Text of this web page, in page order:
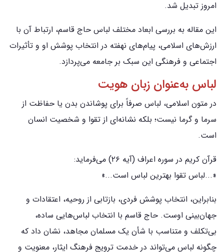
امروز تبدیل شد.
این مقاله به بررسی ابعاد مختلف لباس حاج قاسم، ارتباط آن با
ارزش‌های اسلامی، پیام‌های نهفته در انتخاب پوشش او و تأثیرات
اجتماعی و فرهنگی این سبک بر جامعه می‌پردازد.
لباس به‌عنوان زبان هویت
در متون اسلامی، لباس صرفاً برای پوشاندن بدن یا حفاظت از
سرما و گرما نیست؛ بلکه نشانه‌ای از تقوا و شخصیت انسان
است.
قرآن کریم در سوره اعراف (آیه ۲۶) می‌فرماید:
«...لباس تقوا بهترین لباس است...»
بنابراین، انتخاب پوشش فردی، بازتابی از روحیه، اعتقادات و
جهان‌بینی اوست. حاج قاسم با انتخاب لباس‌هایی ساده،
بی‌تکلف و متناسب با شأن یک مسلمان مجاهد، نشان داد که
چگونه لباس می‌تواند در خدمت ترویج فرهنگ ایثار، معنویت و